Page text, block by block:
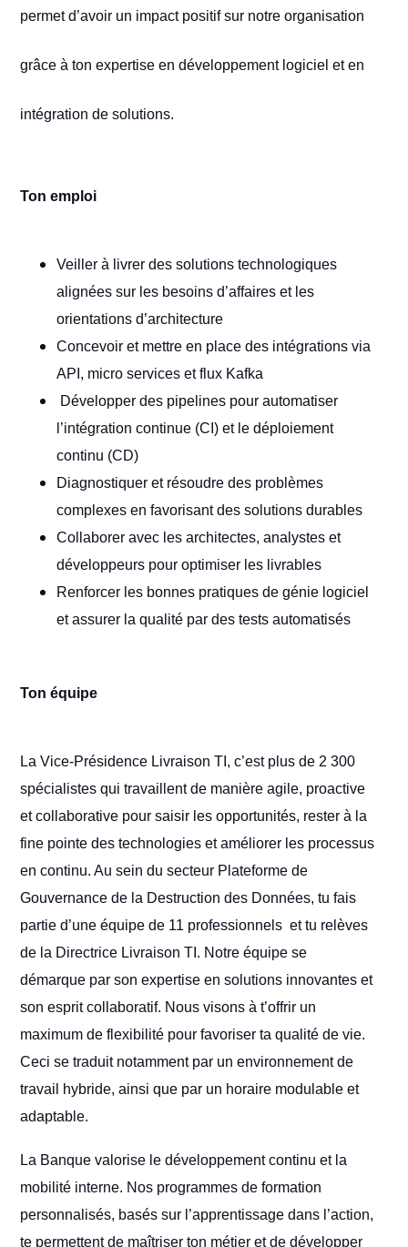
permet d’avoir un impact positif sur notre organisation
grâce à ton expertise en développement logiciel et en
intégration de solutions.
Ton emploi
Veiller à livrer des solutions technologiques
alignées sur les besoins d’affaires et les
orientations d’architecture
Concevoir et mettre en place des intégrations via
API, micro services et flux Kafka
Développer des pipelines pour automatiser
l’intégration continue (CI) et le déploiement
continu (CD)
Diagnostiquer et résoudre des problèmes
complexes en favorisant des solutions durables
Collaborer avec les architectes, analystes et
développeurs pour optimiser les livrables
Renforcer les bonnes pratiques de génie logiciel
et assurer la qualité par des tests automatisés
Ton équipe
La Vice-Présidence Livraison TI, c’est plus de 2 300
spécialistes qui travaillent de manière agile, proactive
et collaborative pour saisir les opportunités, rester à la
fine pointe des technologies et améliorer les processus
en continu. Au sein du secteur Plateforme de
Gouvernance de la Destruction des Données, tu fais
partie d’une équipe de 11 professionnels et tu relèves
de la Directrice Livraison TI. Notre équipe se
démarque par son expertise en solutions innovantes et
son esprit collaboratif. Nous visons à t’offrir un
maximum de flexibilité pour favoriser ta qualité de vie.
Ceci se traduit notamment par un environnement de
travail hybride, ainsi que par un horaire modulable et
adaptable.
La Banque valorise le développement continu et la
mobilité interne. Nos programmes de formation
personnalisés, basés sur l’apprentissage dans l’action,
te permettent de maîtriser ton métier et de développer